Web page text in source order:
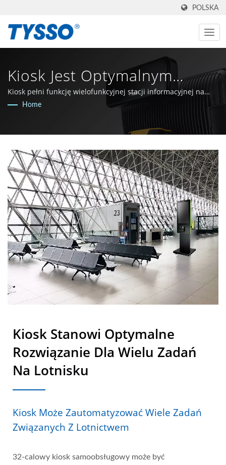
POLSKA
Kiosk Jest Optymalnym
Rozwiązaniem Dla Wielu
Wyprodukowano Na
Tajwanie, Producent AIDC I
POS Od 1981 Roku |
FAMETECH INC
Kiosk pełni funkcję wielofunkcyjnej stacji informacyjnej na
lotnisku
Home
Kiosk Stanowi Optymalne
Rozwiązanie Dla Wielu Zadań
Na Lotnisku
Kiosk Może Zautomatyzować Wiele Zadań
Związanych Z Lotnictwem
32-calowy kiosk samoobsługowy może być